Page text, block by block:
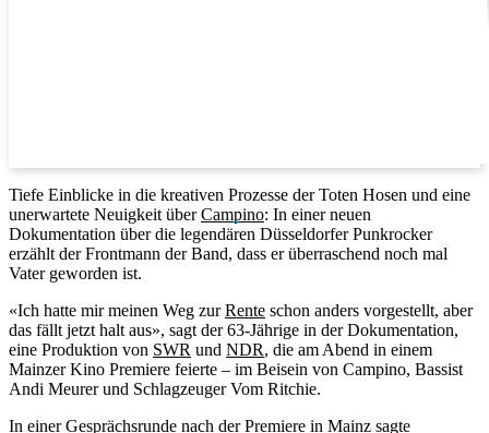
Tiefe Einblicke in die kreativen Prozesse der Toten Hosen und eine
unerwartete Neuigkeit überCampino: In einer neuen
Dokumentation über die legendären Düsseldorfer Punkrocker
erzählt der Frontmann der Band, dass er überraschend noch mal
Vater geworden ist.
«Ich hatte mir meinen Weg zurRente schon anders vorgestellt, aber
das fällt jetzt halt aus», sagt der 63-Jährige in der Dokumentation,
eine Produktion von SWR und NDR, die am Abend in einem
Mainzer Kino Premiere feierte – im Beisein von Campino, Bassist
Andi Meurer und Schlagzeuger Vom Ritchie.
In einer Gesprächsrunde nach der Premiere in Mainz sagte